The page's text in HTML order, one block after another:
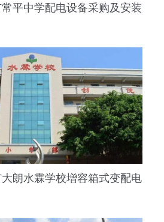
平中学配电设备采购及安装
朗水霖学校增容箱式变配电